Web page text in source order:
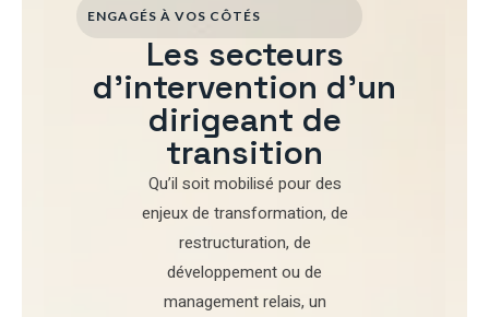
ENGAGÉS À VOS CÔTÉS
Les secteurs
d'intervention d'un
dirigeant de
transition
Qu’il soit mobilisé pourdes
enjeux de transformation, de
restructuration, de
développementou de
management relais, un